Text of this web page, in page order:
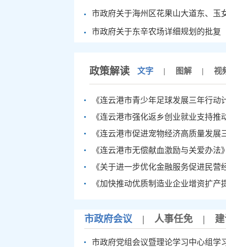
市政府关于海州区花果山大道东、玉
市政府关于东辛农场详细规划的批复
政策解读 文字 | 图解 | 视
《连云港市青少年足球发展三年行
《连云港市强化返乡创业就业支持推
《连云港市促进宠物经济高质量发
《连云港市无偿献血激励与关爱办法
《关于进一步优化金融服务促进民
《加快推动优质制造业企业增资扩
市政府会议 | 人事任免 |
市政府党组会议暨理论学习中心组学